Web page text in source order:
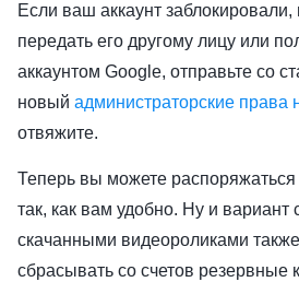
Если ваш аккаунт
передать его другому лицу или
аккаунтом Google, отправьте со
новый администраторские права
отвяжите.
Теперь вы можете
так, как вам удобно. Ну и вариант
скачанными видеороликами
сбрасывать со счетов резервные